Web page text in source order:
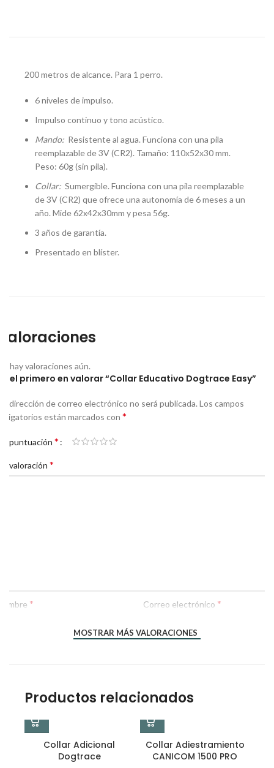
200 metros de alcance. Para 1 perro.
6 niveles de impulso.
Impulso continuo y tono acústico.
Mando: Resistente al agua. Funciona con una pila
reemplazable de 3V (CR2). Tamaño: 110x52x30 mm.
Peso: 60g (sin pila).
Collar: Sumergible. Funciona con una pila reemplazable
de 3V (CR2) que ofrece una autonomía de 6 meses a un
año. Mide 62x42x30mm y pesa 56g.
3 años de garantía.
Presentado en blíster.
hay valoraciones aún.
el primero en valorar “Collar Educativo Dogtrace Easy”
dirección de correo electrónico no será publicada.Los campos
están marcados con *
puntuación *
valoración *
* Correo electrónico *
MOSTRAR MÁS VALORACIONES
Productos relacionados
Collar Adicional
Dogtrace
Collar Adiestramiento
CANICOM 1500 PRO